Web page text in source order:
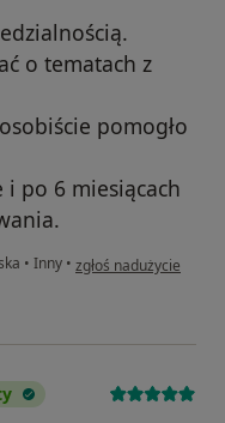
o tematach z
pomogło
i po 6 miesiącach
• Inny • w opinii użytkownika
zgłoś nadużycie